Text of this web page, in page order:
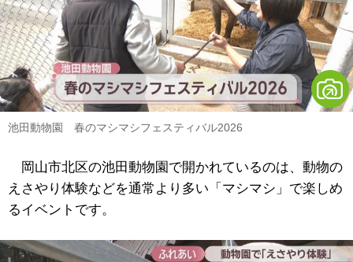
池田動物園 春のマシマシフェスティバル2026
岡山市北区の池田動物園で開かれているのは、動物の
えさやり体験などを通常より多い「マシマシ」で楽しめ
るイベントです。